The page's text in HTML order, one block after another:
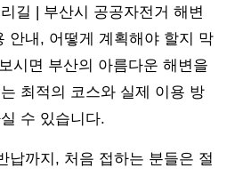
길 | 부산시 공공자전거 해변
안내, 어떻게 계획해야 할지 막
시면 부산의 아름다운 해변을
최적의 코스와 실제 이용 방
수 있습니다.
납까지, 처음 접하는 분들은 절